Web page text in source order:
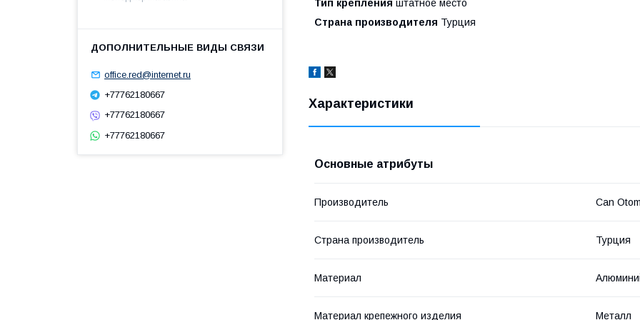
Тип крепления штатное место
Страна производителя Турция
Характеристики
Основные атрибуты
Производитель Can
Страна производитель Турция
Материал
Материал крепежного изделия Металл
office.red@internet.ru
+77762180667
+77762180667
+77762180667